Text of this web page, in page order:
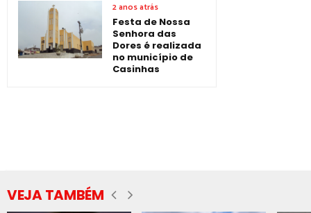
2 anos atrás
Festa de Nossa
Senhora das
Dores é realizada
no município de
Casinhas
VEJA TAMBÉM